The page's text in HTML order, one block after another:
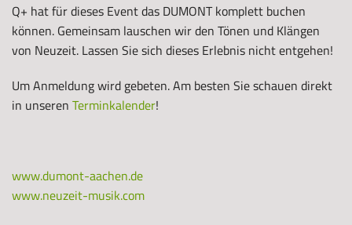
Q+ hat für dieses Event das DUMONT komplett buchen
können. Gemeinsam lauschen wir den Tönen und Klängen
von Neuzeit. Lassen Sie sich dieses Erlebnis nicht entgehen!
Um Anmeldung wird gebeten. Am besten Sie schauen direkt
in unseren Terminkalender!
www.dumont-aachen.de
www.neuzeit-musik.com